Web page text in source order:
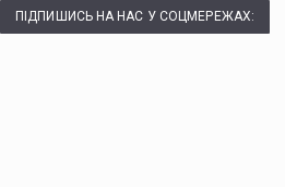
ПІДПИШИСЬ НА НАС У СОЦМЕРЕЖАХ: